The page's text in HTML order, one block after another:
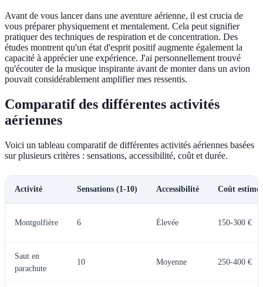
Avant de vous lancer dans une aventure aérienne, il est crucia de
vous préparer physiquement et mentalement. Cela peut signifier
pratiquer des techniques de respiration et de concentration. Des
études montrent qu'un état d'esprit positif augmente également la
capacité à apprécier une expérience. J'ai personnellement trouvé
qu'écouter de la musique inspirante avant de monter dans un avion
pouvait considérablement amplifier mes ressentis.
Comparatif des différentes activités
aériennes
Voici un tableau comparatif de différentes activités aériennes basées
sur plusieurs critères : sensations, accessibilité, coût et durée.
Activité Sensations (1-10) Accessibilité Coût estimé
Montgolfière 6 Élevée 150-300 €
Saut en
parachute
10 Moyenne 250-400 €